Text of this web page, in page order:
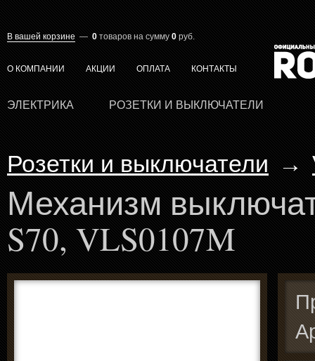
В вашей корзине — 0 товаров на сумму 0 руб.
О КОМПАНИИ АКЦИИ ОПЛАТА КОНТАКТЫ
ЭЛЕКТРИКА РОЗЕТКИ И ВЫКЛЮЧАТЕЛИ
Розетки и выключатели →
Механизм
S70, VLS0107M